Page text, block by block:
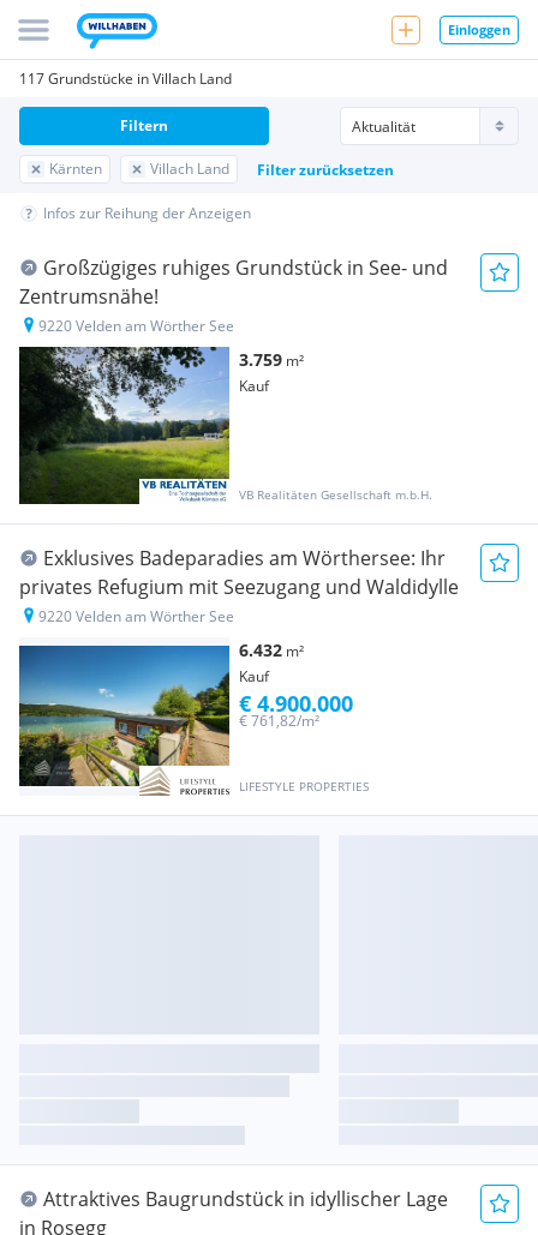
Einloggen
117 Grundstücke in Villach Land
Kärnten Villach Land Filter zurücksetzen
Filtern
Infos zur Reihung der Anzeigen
Großzügiges ruhiges Grundstück in See- und
Zentrumsnähe!
9220 Velden am Wörther See
3.759 m²
Kauf
VB Realitäten Gesellschaft m.b.H.
Exklusives Badeparadies am Wörthersee: Ihr
privates Refugium mit Seezugang und Waldidylle
9220 Velden am Wörther See
6.432 m²
Kauf
LIFESTYLE PROPERTIES
€ 761,82/m²
€ 4.900.000
Attraktives Baugrundstück in idyllischer Lage
in Rosegg